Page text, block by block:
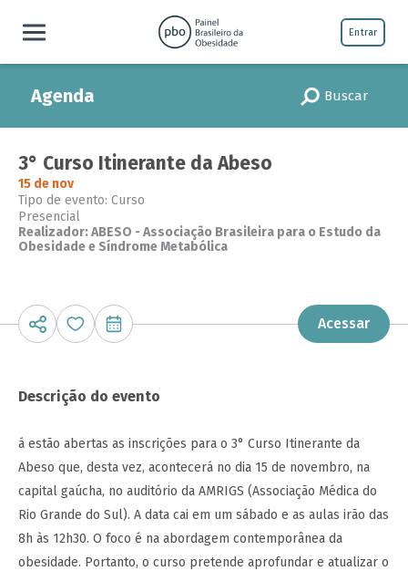
Entrar
Agenda Buscar
3° Curso Itinerante da Abeso
15 de nov
Tipo de evento: Curso
Presencial
Realizador: ABESO - Associação Brasileira para o Estudo da
Obesidade e Síndrome Metabólica
Acessar
Descrição do evento
á estão abertas as inscrições para o 3° Curso Itinerante da
Abeso que, desta vez, acontecerá no dia 15 de novembro, na
capital gaúcha, no auditório da AMRIGS (Associação Médica do
Rio Grande do Sul). A data cai em um sábado e as aulas irão das
8h às 12h30. O foco é na abordagem contemporânea da
obesidade. Portanto, o curso pretende aprofundar e atualizar o